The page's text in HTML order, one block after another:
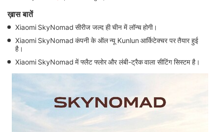
ख़ास बातें
Xiaomi SkyNomad सीरीज जल्द ही चीन में लॉन्च होगी।
Xiaomi SkyNomad कंपनी के ऑल न्यू Kunlun आर्किटेक्चर पर तैयार हुई
है।
Xiaomi SkyNomad में फ्लैट फ्लोर और लंबी-ट्रैक वाला सीटिंग सिस्टम है।